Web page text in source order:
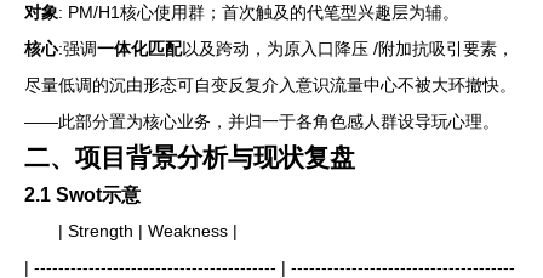
对象: PM/H1核心使用群；首次触及的代笔型兴趣层为辅。
核心:强调一体化匹配以及跨动，为原入口降压 /附加抗吸引要素，
尽量低调的沉由形态可自变反复介入意识流量中心不被大环撤快。
——此部分置为核心业务，并归一于各角色感人群设导玩心理。
二、项目背景分析与现状复盘
2.1 Swot示意
| Strength | Weakness |
| ---------------------------------------- | -------------------------------------